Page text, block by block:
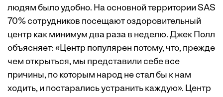
людям было удобно. На основной территории SAS
70% сотрудников посещают оздоровительный
центр как минимум два раза в неделю. Джек Полл
объясняет: «Центр популярен потому, что, прежде
чем открыться, мы представили себе все
причины, по которым народ не стал бы к нам
ходить, и постарались устранить каждую». Центр